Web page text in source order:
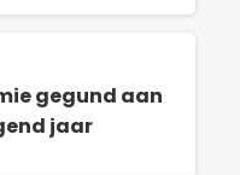
gegund aan
jaar